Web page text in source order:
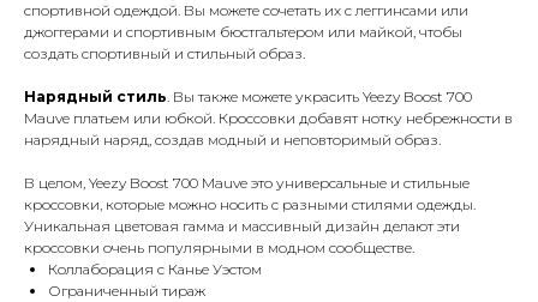
спортивной одеждой. Вы можете сочетать их с леггинсами или
джоггерами и спортивным бюстгальтером или майкой, чтобы
создать спортивный и стильный образ.
Нарядный стиль. Вы также можете украсить Yeezy Boost 700
Mauve платьем или юбкой. Кроссовки добавят нотку небрежности в
нарядный наряд, создав модный и неповторимый образ.
В целом, Yeezy Boost 700 Mauve это универсальные и стильные
кроссовки, которые можно носить с разными стилями одежды.
Уникальная цветовая гамма и массивный дизайн делают эти
кроссовки очень популярными в модном сообществе.
Коллаборация с Канье Уэстом
Ограниченный тираж